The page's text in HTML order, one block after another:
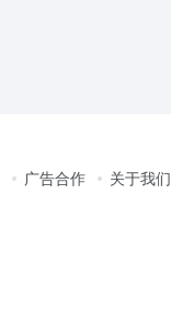
广告合作 关于我们